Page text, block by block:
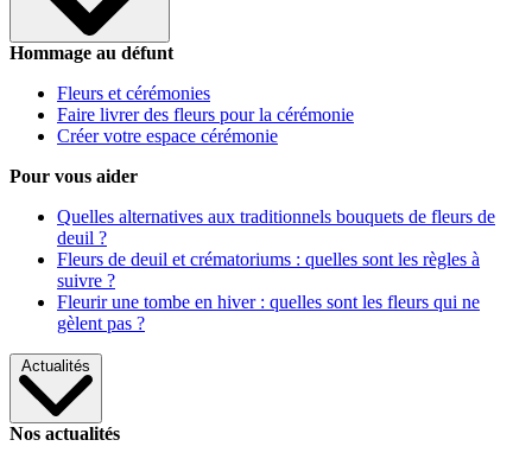
Hommage au défunt
Fleurs et cérémonies
Faire livrer des fleurs pour la cérémonie
Créer votre espace cérémonie
Pour vous aider
Quelles alternatives aux traditionnels bouquets de fleurs de
deuil ?
Fleurs de deuil et crématoriums : quelles sont les règles à
suivre ?
Fleurir une tombe en hiver : quelles sont les fleurs qui ne
gèlent pas ?
Actualités
Nos actualités